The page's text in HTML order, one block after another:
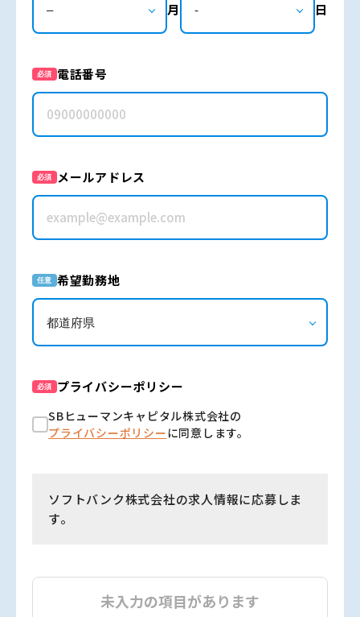
月 日
必須 電話番号
必須 メールアドレス
任意 希望勤務地
必須 プライバシーポリシー
SBヒューマンキャピタル株式会社の
プライバシーポリシーに同意します。
ソフトバンク株式会社の求人情報に応募しま
す。
未入力の項目があります